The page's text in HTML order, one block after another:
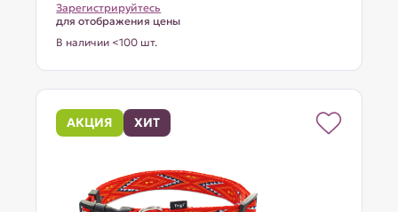
Зарегистрируйтесь
для отображения цены
В наличии <100 шт.
АКЦИЯ ХИТ